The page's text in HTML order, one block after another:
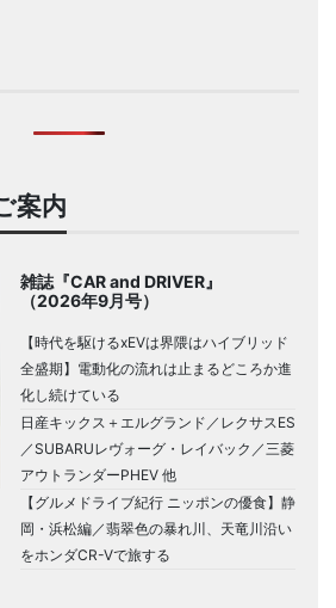
案内
雑誌『CAR and DRIVER』
（2026年9月号）
【時代を駆けるxEVは界隈はハイブリッド
全盛期】電動化の流れは止まるどころか進
化し続けている
日産キックス＋エルグランド／レクサスES
／SUBARUレヴォーグ・レイバック／三菱
アウトランダーPHEV 他
【グルメドライブ紀行 ニッポンの優食】静
岡・浜松編／翡翠色の暴れ川、天竜川沿い
をホンダCR-Vで旅する